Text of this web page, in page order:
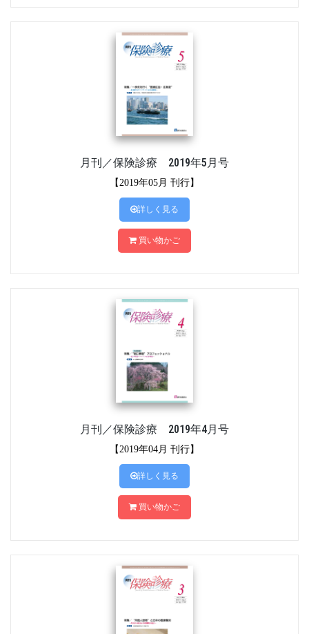
月刊／保険診療 2019年5月号
【2019年05月 刊行】
詳しく見る
買い物かご
月刊／保険診療 2019年4月号
【2019年04月 刊行】
詳しく見る
買い物かご